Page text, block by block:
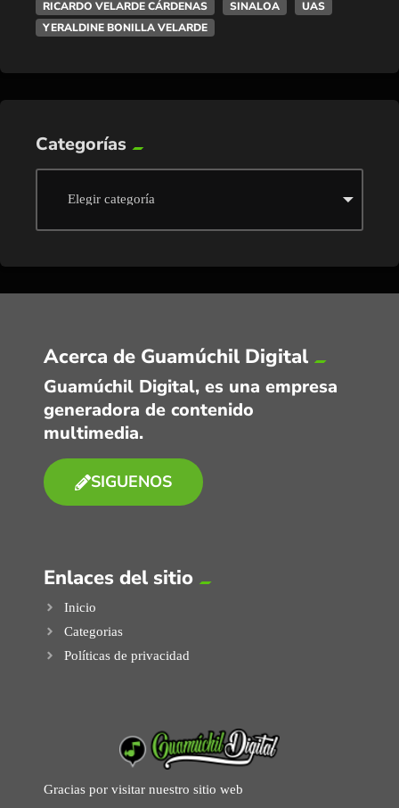
RICARDO VELARDE CÁRDENAS
SINALOA
UAS
YERALDINE BONILLA VELARDE
Categorías
Acerca de Guamúchil Digital
Guamúchil Digital, es una empresa
generadora de contenido
multimedia.
SIGUENOS
Enlaces del sitio
Inicio
Categorias
Políticas de privacidad
Gracias por visitar nuestro sitio web